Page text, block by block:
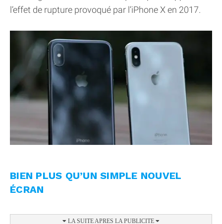
l’effet de rupture provoqué par l’iPhone X en 2017.
BIEN PLUS QU’UN SIMPLE NOUVEL
ÉCRAN